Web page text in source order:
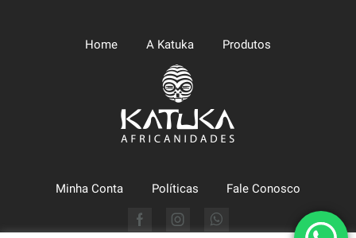
Home A Katuka Produtos
Minha Conta Políticas Fale Conosco
FacebookInstagramWhatsapp